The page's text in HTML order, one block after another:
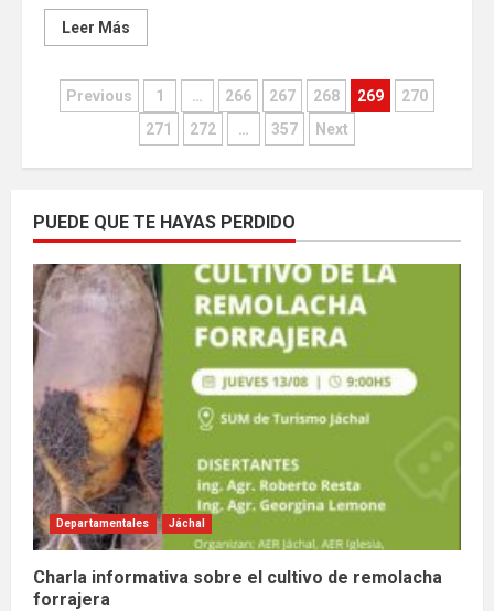
Leer Más
Paginación
de
Previous 1 … 266 267 268 269
270
271
272 … 357 Next
PUEDE QUE TE HAYAS PERDIDO
Departamentales Jáchal
Charla informativa sobre el cultivo de remolacha
forrajera